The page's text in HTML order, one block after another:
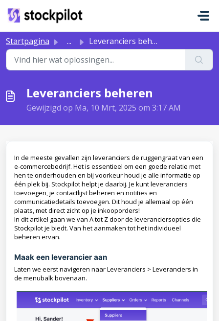
Startpagina ... Leveranciers beheren
Leveranciers beheren
Gewijzigd op Ma, 10 Mrt, 2025 om 3:17 AM
In de meeste gevallen zijn leveranciers de ruggengraat van een
e-commercebedrijf. Het is essentieel om een goede relatie met
hen te onderhouden en bij voorkeur houd je alle informatie op
één plek bij. Stockpilot helpt je daarbij. Je kunt leveranciers
toevoegen, je contactlijst beheren en notities en
communicatiedetails toevoegen. Dit houd je allemaal op één
plaats, met direct zicht op je inkooporders!
In dit artikel gaan we van A tot Z door de leveranciersopties die
Stockpilot je biedt. Van het aanmaken tot het individueel
beheren ervan.
Maak een leverancier aan
Laten we eerst navigeren naar Leveranciers > Leveranciers in
de menubalk bovenaan.